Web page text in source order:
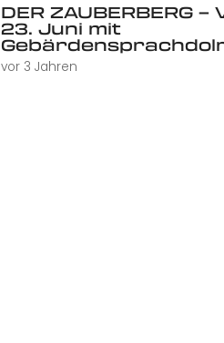
DER ZAUBERBERG
23. Juni mit
vor 3 Jahren